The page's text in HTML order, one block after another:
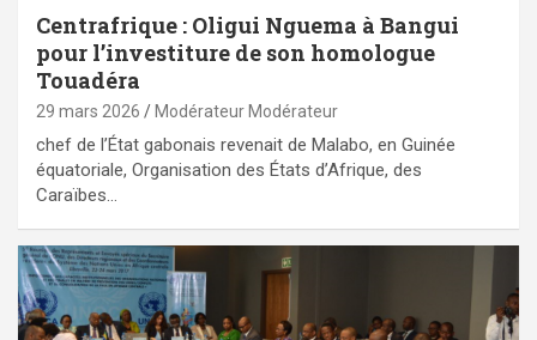
Centrafrique : Oligui Nguema à Bangui
pour l’investiture de son homologue
Touadéra
29 mars 2026 Modérateur Modérateur
chef de l’État gabonais revenait de Malabo, en Guinée
équatoriale, Organisation des États d’Afrique, des
Caraïbes…